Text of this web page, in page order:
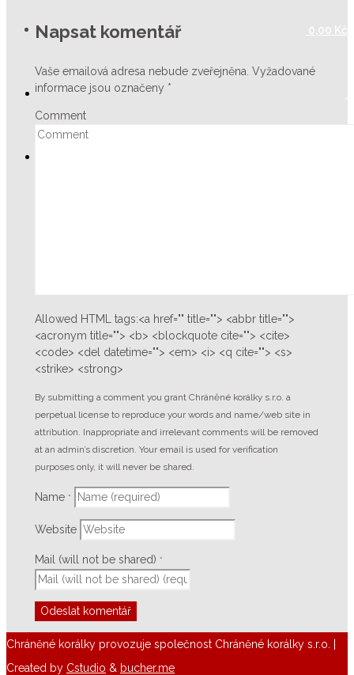
0,00 Kč
Napsat komentář
Vaše emailová adresa nebude zveřejněna. Vyžadované
informace jsou označeny *
Comment
Allowed HTML tags:<a href="" title=""> <abbr title="">
<acronym title=""> <b> <blockquote cite=""> <cite>
<code> <del datetime=""> <em> <i> <q cite=""> <s>
<strike> <strong>
By submitting a comment you grant Chráněné korálky s.r.o. a
perpetual license to reproduce your words and name/web site in
attribution. Inappropriate and irrelevant comments will be removed
at an admin’s discretion. Your email is used for verification
purposes only, it will never be shared.
Name *
Website
Mail (will not be shared) *
Chráněné korálky provozuje společnost Chráněné korálky s.r.o. |
Created by Cstudio & bucher.me